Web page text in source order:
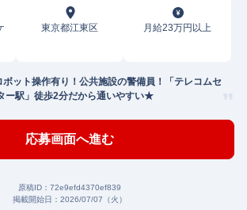
東京都江東区 月給23万円以上
ボット操作有り！公共施設の警備員！「テレコムセ
ー駅」徒歩2分だから通いやすい★
応募画面へ進む
原稿ID： 72e9efd4370ef839
掲載開始日： 2026/07/07（火）